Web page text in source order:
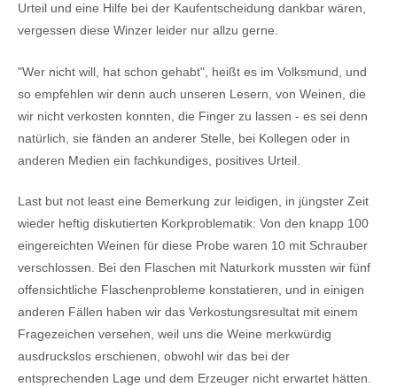
Urteil und eine Hilfe bei der Kaufentscheidung dankbar wären,
vergessen diese Winzer leider nur allzu gerne.
"Wer nicht will, hat schon gehabt", heißt es im Volksmund, und
so empfehlen wir denn auch unseren Lesern, von Weinen, die
wir nicht verkosten konnten, die Finger zu lassen - es sei denn
natürlich, sie fänden an anderer Stelle, bei Kollegen oder in
anderen Medien ein fachkundiges, positives Urteil.
Last but not least eine Bemerkung zur leidigen, in jüngster Zeit
wieder heftig diskutierten Korkproblematik: Von den knapp 100
eingereichten Weinen für diese Probe waren 10 mit Schrauber
verschlossen. Bei den Flaschen mit Naturkork mussten wir fünf
offensichtliche Flaschenprobleme konstatieren, und in einigen
anderen Fällen haben wir das Verkostungsresultat mit einem
Fragezeichen versehen, weil uns die Weine merkwürdig
ausdruckslos erschienen, obwohl wir das bei der
entsprechenden Lage und dem Erzeuger nicht erwartet hätten.